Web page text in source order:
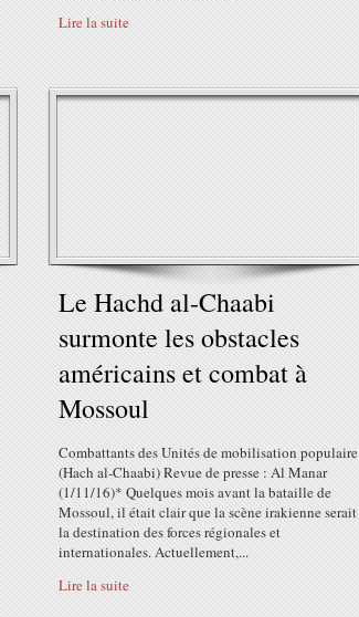
Lire la suite
Le Hachd al-Chaabi
surmonte les obstacles
américains et combat à
Mossoul
Combattants des Unités de mobilisation populaire
(Hach al-Chaabi) Revue de presse : Al Manar
(1/11/16)* Quelques mois avant la bataille de
Mossoul, il était clair que la scène irakienne serait
la destination des forces régionales et
internationales. Actuellement,...
Lire la suite